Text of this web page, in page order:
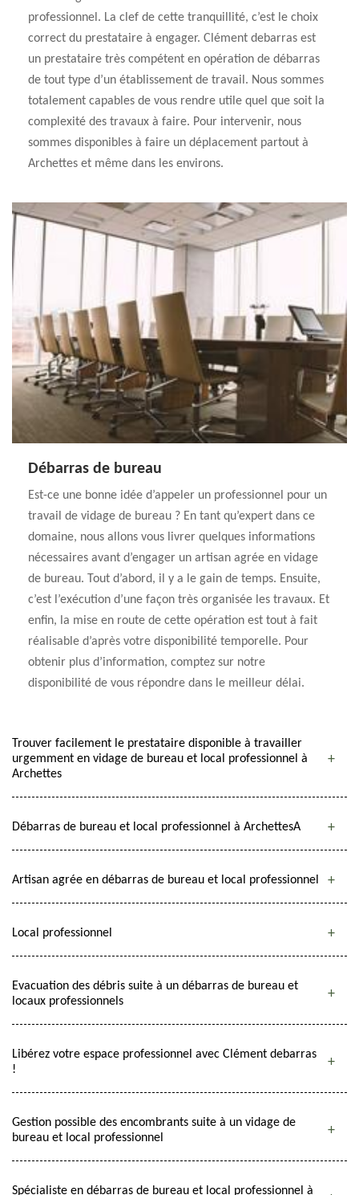
professionnel. La clef de cette tranquillité, c’est le choix
correct du prestataire à engager. Clément debarras est
un prestataire très compétent en opération de débarras
de tout type d’un établissement de travail. Nous sommes
totalement capables de vous rendre utile quel que soit la
complexité des travaux à faire. Pour intervenir, nous
sommes disponibles à faire un déplacement partout à
Archettes et même dans les environs.
Débarras de bureau
Est-ce une bonne idée d’appeler un professionnel pour un
travail de vidage de bureau ? En tant qu’expert dans ce
domaine, nous allons vous livrer quelques informations
nécessaires avant d’engager un artisan agrée en vidage
de bureau. Tout d’abord, il y a le gain de temps. Ensuite,
c’est l’exécution d’une façon très organisée les travaux. Et
enfin, la mise en route de cette opération est tout à fait
réalisable d’après votre disponibilité temporelle. Pour
obtenir plus d’information, comptez sur notre
disponibilité de vous répondre dans le meilleur délai.
Trouver facilement le prestataire disponible à travailler
urgemment en vidage de bureau et local professionnel à
Archettes
Débarras de bureau et local professionnel à ArchettesA
Artisan agrée en débarras de bureau et local professionnel
Local professionnel
Evacuation des débris suite à un débarras de bureau et
locaux professionnels
Libérez votre espace professionnel avec Clément debarras
!
Gestion possible des encombrants suite à un vidage de
bureau et local professionnel
Spécialiste en débarras de bureau et local professionnel à